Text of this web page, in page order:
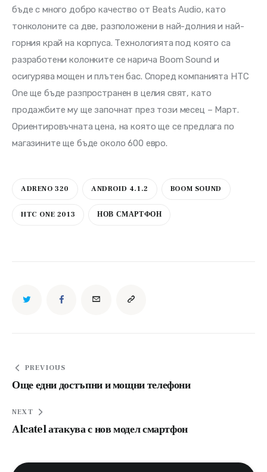
бъде с много добро качество от Beats Audio, като
тонколоните са две, разположени в най-долния и най-
горния край на корпуса. Технологията под която са
разработени колонките се нарича Boom Sound и
осигурява мощен и плътен бас. Според компанията HTC
One ще бъде разпространен в целия свят, като
продажбите му ще започнат през този месец – Март.
Ориентировъчната цена, на която ще се предлага по
магазините ще бъде около 600 евро.
ADRENO 320 ANDROID 4.1.2 BOOM SOUND
HTC ONE 2013 НОВ СМАРТФОН
Навигация
PREVIOUS
Още едни достъпни и мощни телефони
NEXT
Alcatel атакува с нов модел смартфон